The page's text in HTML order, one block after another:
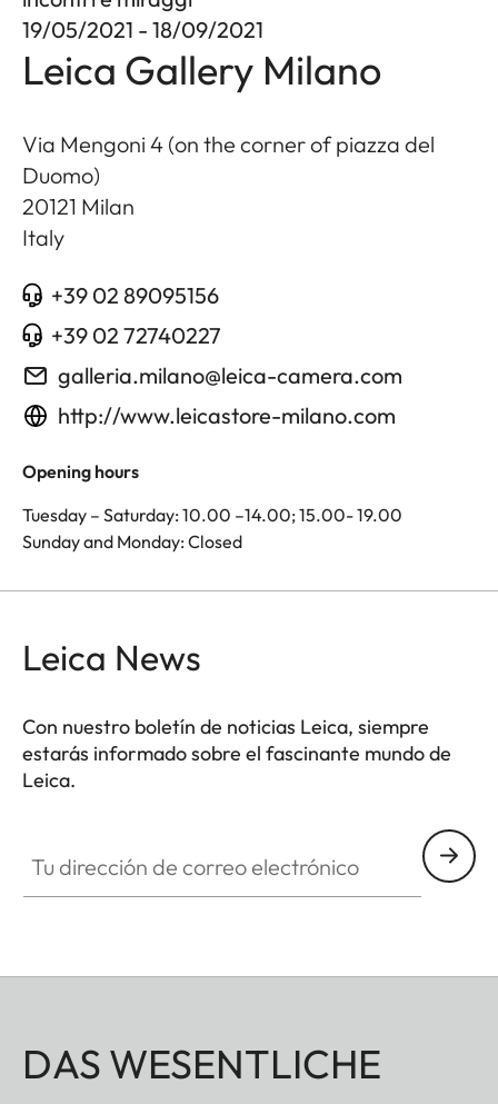
19/05/2021 - 18/09/2021
Leica Gallery Milano
Via Mengoni 4 (on the corner of piazza del
Duomo)
20121 Milan
Italy
+39 02 89095156
+39 02 72740227
galleria.milano@leica-camera.com
http://www.leicastore-milano.com
Opening hours
Tuesday – Saturday: 10.00 –14.00; 15.00- 19.00
Sunday and Monday: Closed
Leica News
Con nuestro boletín de noticias Leica, siempre
estarás informado sobre el fascinante mundo de
Leica.
DAS WESENTLICHE